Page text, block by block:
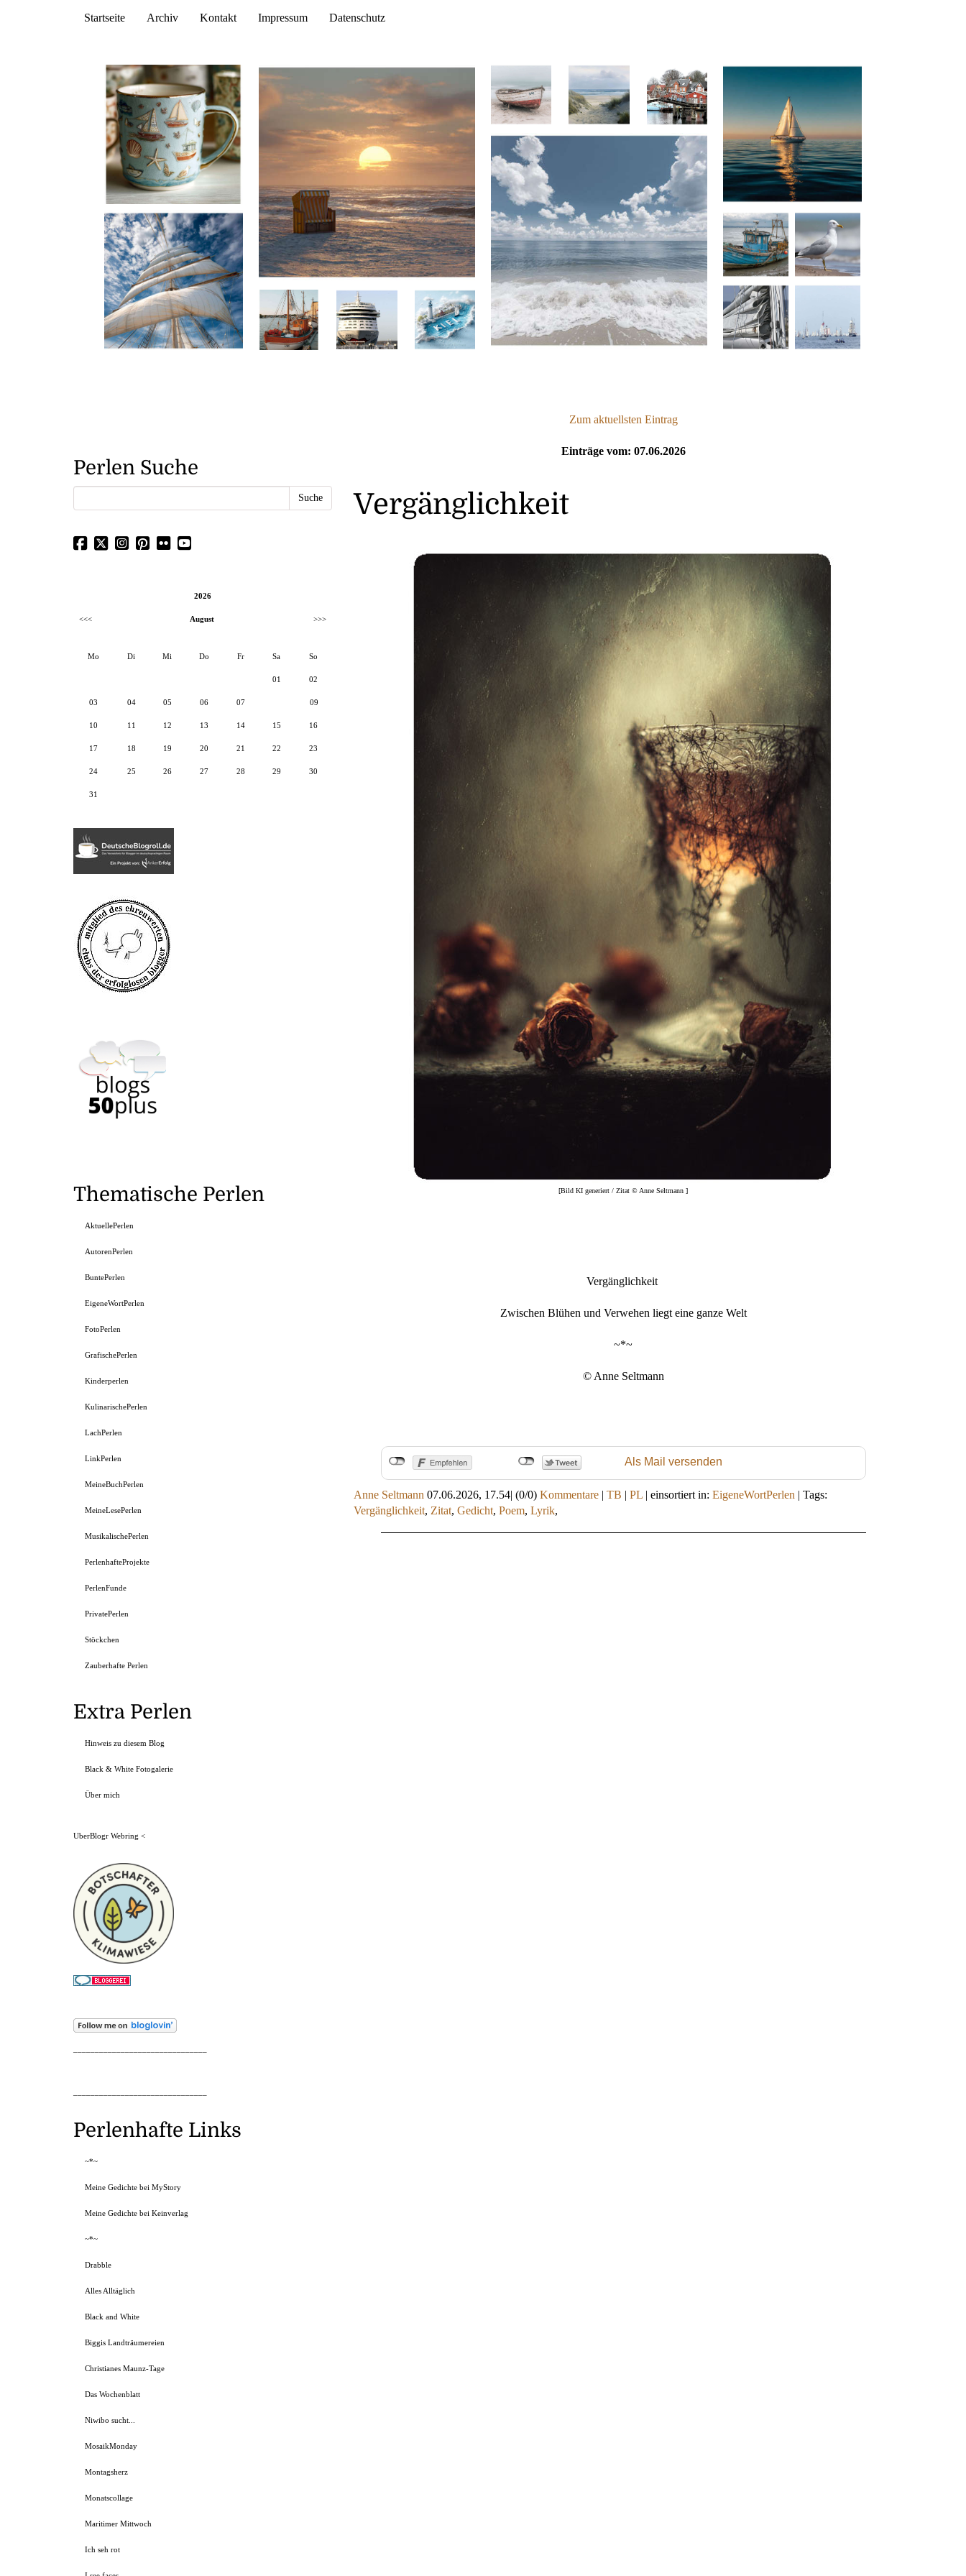
Startseite Archiv Kontakt Impressum Datenschutz
Zum aktuellsten Eintrag
Einträge vom: 07.06.2026
Vergänglichkeit
[Bild KI generiert / Zitat © Anne Seltmann ]
Vergänglichkeit
Zwischen Blühen und Verwehen liegt eine ganze Welt
~*~
© Anne Seltmann
Als Mail versenden
Anne Seltmann 07.06.2026, 17.54| (0/0) Kommentare | TB | PL | einsortiert in: EigeneWortPerlen | Tags:
Vergänglichkeit, Zitat, Gedicht, Poem, Lyrik,
Perlen Suche
2026
<<< August >>>
Mo Di Mi Do Fr Sa So
01 02
03 04 05 06 07 09
10 11 12 13 14 15 16
17 18 19 20 21 22 23
24 25 26 27 28 29 30
31
Thematische Perlen
AktuellePerlen
AutorenPerlen
BuntePerlen
EigeneWortPerlen
FotoPerlen
GrafischePerlen
Kinderperlen
KulinarischePerlen
LachPerlen
LinkPerlen
MeineBuchPerlen
MeineLesePerlen
MusikalischePerlen
PerlenhafteProjekte
PerlenFunde
PrivatePerlen
Stöckchen
Zauberhafte Perlen
Extra Perlen
Hinweis zu diesem Blog
Black & White Fotogalerie
Über mich
UberBlogr Webring <
Perlenhafte Links
~*~
Meine Gedichte bei MyStory
Meine Gedichte bei Keinverlag
~*~
Drabble
Alles Alltäglich
Black and White
Biggis Landträumereien
Christianes Maunz-Tage
Das Wochenblatt
Niwibo sucht...
MosaikMonday
Montagsherz
Monatscollage
Maritimer Mittwoch
Ich seh rot